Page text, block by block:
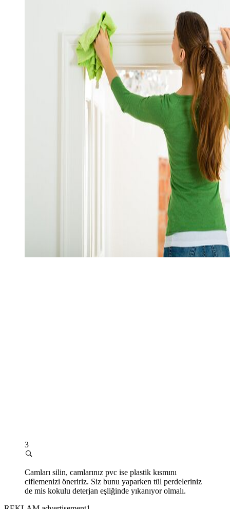
3
Camları silin, camlarınız pvc ise plastik kısmını
ciflemenizi öneririz. Siz bunu yaparken tül perdeleriniz
de mis kokulu deterjan eşliğinde yıkanıyor olmalı.